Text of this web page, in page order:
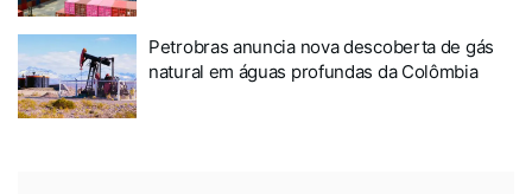
Petrobras anuncia nova descoberta de gás
natural em águas profundas da Colômbia